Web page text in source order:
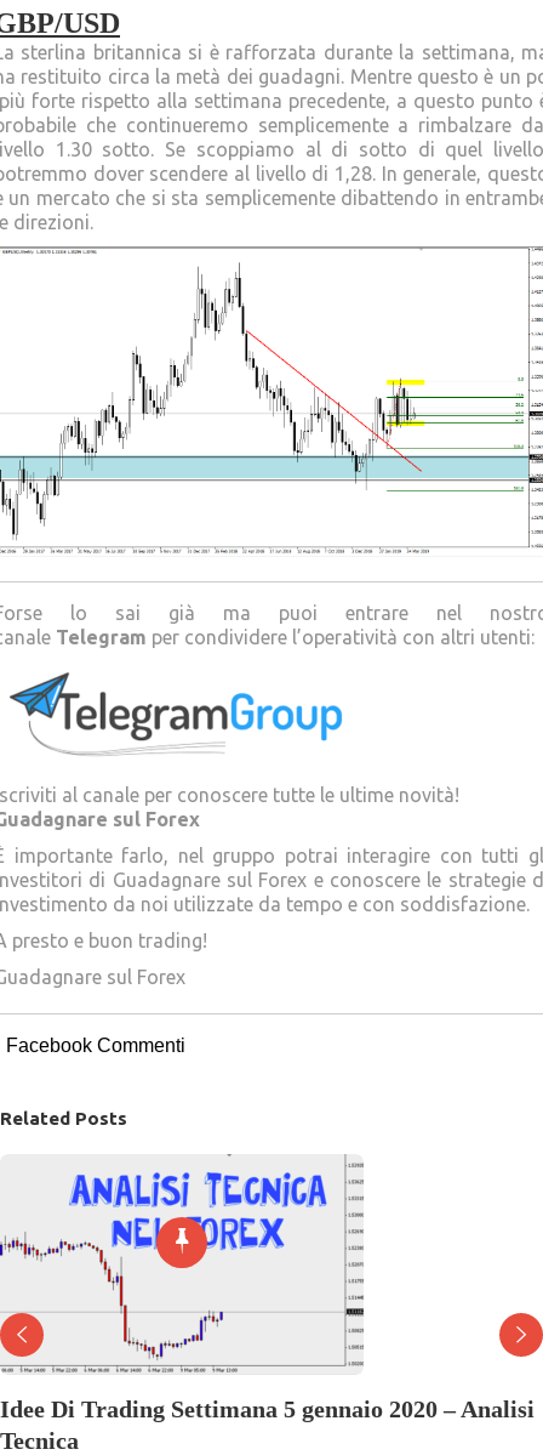
USD
sterlina britannica si è rafforzata durante la settimana,
restituito circa la metà dei guadagni. Mentre questo è un
forte rispetto alla settimana precedente, a questo punto
che continueremo semplicemente a rimbalzare
1.30 sotto. Se scoppiamo al di sotto di quel
dover scendere al livello di 1,28. In generale,
un mercato che si sta semplicemente dibattendo in
direzioni.
lo sai già ma puoi entrare nel
Telegram per condividere l’operatività con altri utenti:
al canale per conoscere tutte le ultime novità!
sul Forex
importante farlo, nel gruppo potrai interagire con tutti
di Guadagnare sul Forex e conoscere le strategie
da noi utilizzate da tempo e con soddisfazione.
presto e buon trading!
sul Forex
Facebook Commenti
Related Posts
Idee Di Trading Settimana 5 gennaio 2020 – Analisi
Tecnica